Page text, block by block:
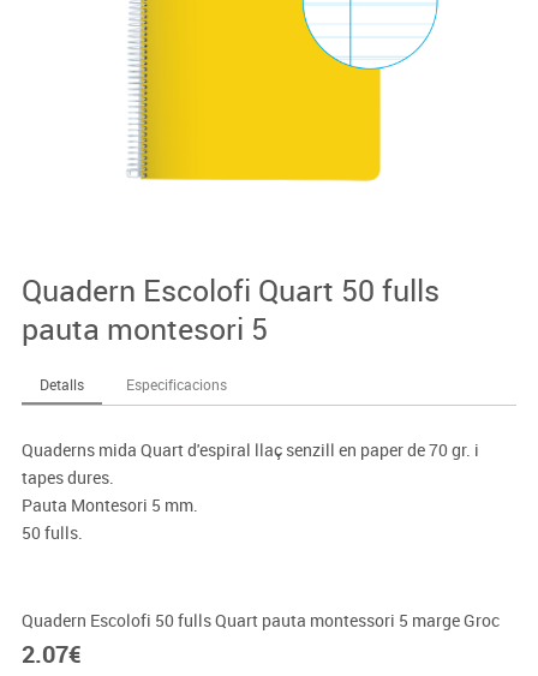
Quadern Escolofi Quart 50 fulls
pauta montesori 5
Detalls Especificacions
Quaderns mida Quart d'espiral llaç senzill en paper de 70 gr. i
tapes dures.
Pauta Montesori 5 mm.
50 fulls.
Quadern Escolofi 50 fulls Quart pauta montessori 5 marge Groc
2.07€